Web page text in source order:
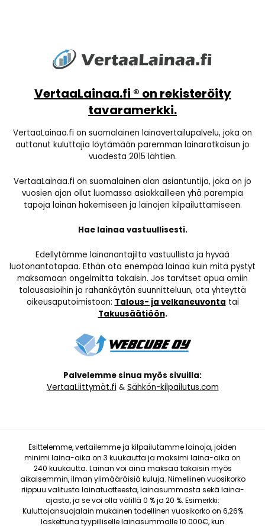
VertaaLainaa.fi ® on rekisteröity
tavaramerkki.
VertaaLainaa.fi on suomalainen lainavertailupalvelu, joka on
auttanut kuluttajia löytämään paremman lainaratkaisun jo
vuodesta 2015 lähtien.
VertaaLainaa.fi on suomalainen alan asiantuntija, joka on jo
vuosien ajan ollut luomassa asiakkailleen yhä parempia
tapoja lainan hakemiseen ja lainojen kilpailuttamiseen.
Hae lainaa vastuullisesti.
Edellytämme lainanantajilta vastuullista ja hyvää
luotonantotapaa. Ethän ota enempää lainaa kuin mitä pystyt
maksamaan ongelmitta takaisin. Jos tarvitset apua omiin
talousasioihin ja rahankäytön suunnitteluun, ota yhteyttä
oikeusaputoimistoon: Talous- ja velkaneuvonta tai
Takuusäätiöön.
Palvelemme sinua myös sivuilla:
VertaaLiittymät.fi & Sähkön-kilpailutus.com
Esittelemme, vertailemme ja kilpailutamme lainoja, joiden
minimi laina-aika on 3 kuukautta ja maksimi laina-aika on
240 kuukautta. Lainan voi aina maksaa takaisin myös
aikaisemmin, ilman ylimääräisiä kuluja. Nimellinen vuosikorko
riippuu valitusta lainatuotteesta, lainasummasta sekä laina-
ajasta, ja se voi olla välillä 0 % ja 20 %. Esimerkki:
Kuluttajansuojalain mukainen todellinen vuosikorko on 6,26%
laskettuna tyypilliselle lainasummalle 10.000€, kun